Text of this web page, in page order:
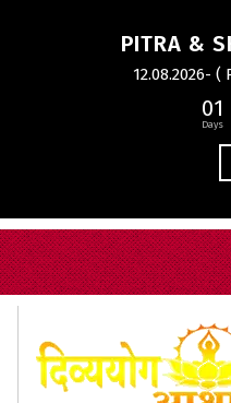
PITRA &
12.08.2026- (
01